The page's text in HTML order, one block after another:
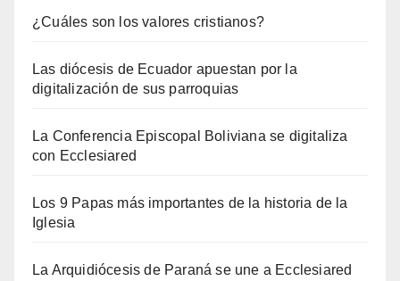
¿Cuáles son los valores cristianos?
Las diócesis de Ecuador apuestan por la
digitalización de sus parroquias
La Conferencia Episcopal Boliviana se digitaliza
con Ecclesiared
Los 9 Papas más importantes de la historia de la
Iglesia
La Arquidiócesis de Paraná se une a Ecclesiared